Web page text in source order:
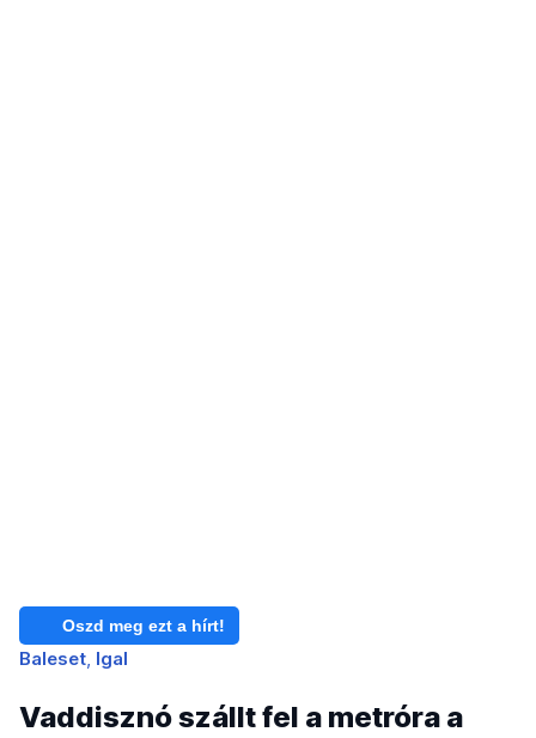
Oszd meg ezt a hírt!
Baleset Igal
Vaddisznó szállt fel a metróra a